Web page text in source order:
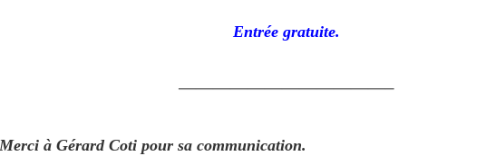
Entrée gratuite.
————————————–
Merci à Gérard Coti pour sa communication.